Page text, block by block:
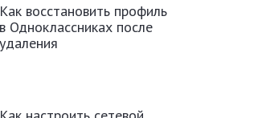
Как восстановить профиль
в Одноклассниках после
удаления